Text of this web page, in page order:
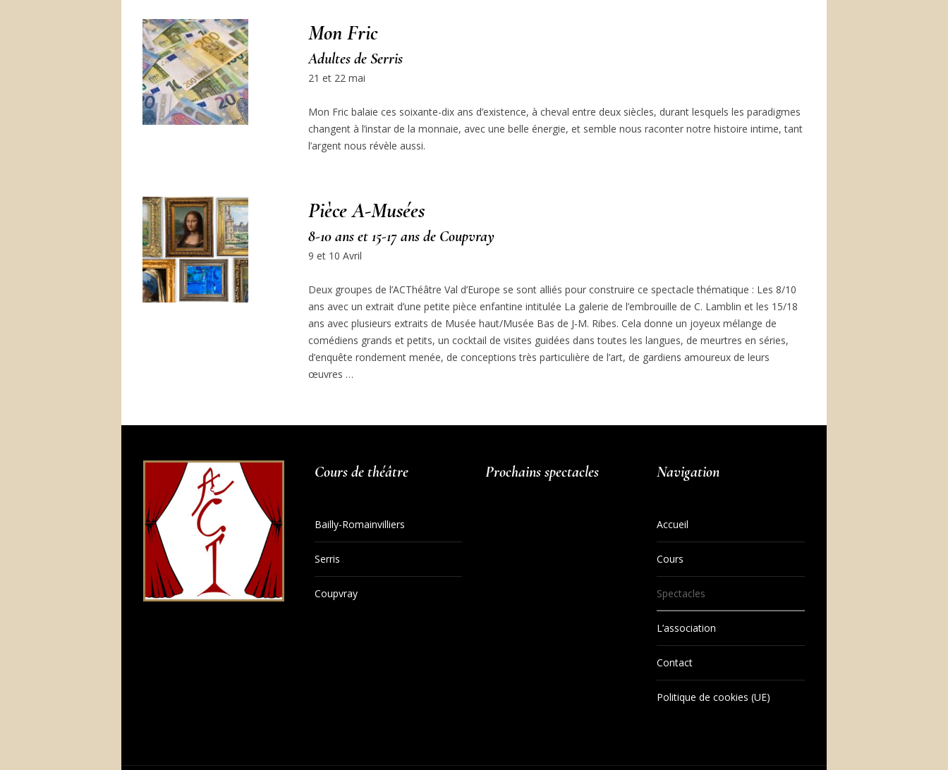
Mon Fric
Adultes de Serris
21 et 22 mai
Mon Fric balaie ces soixante-dix ans d’existence, à cheval entre deux siècles, durant lesquels les paradigmes
changent à l’instar de la monnaie, avec une belle énergie, et semble nous raconter notre histoire intime, tant
l’argent nous révèle aussi.
Pièce A-Musées
8-10 ans et 15-17 ans de Coupvray
9 et 10 Avril
Deux groupes de l’ACThéâtre Val d’Europe se sont alliés pour construire ce spectacle thématique : Les 8/10
ans avec un extrait d’une petite pièce enfantine intitulée La galerie de l’embrouille de C. Lamblin et les 15/18
ans avec plusieurs extraits de Musée haut/Musée Bas de J-M. Ribes. Cela donne un joyeux mélange de
comédiens grands et petits, un cocktail de visites guidées dans toutes les langues, de meurtres en séries,
d’enquête rondement menée, de conceptions très particulière de l’art, de gardiens amoureux de leurs
œuvres …
Cours de théâtre
Bailly-Romainvilliers
Serris
Coupvray
Prochains spectacles Navigation
Accueil
Cours
Spectacles
L’association
Contact
Politique de cookies (UE)